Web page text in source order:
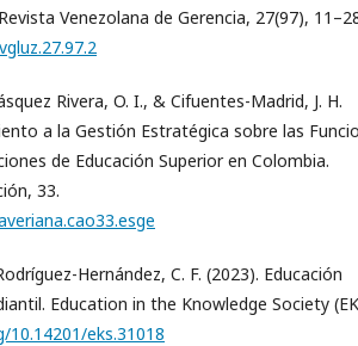
Venezolana de Gerencia, 27(97),
Rivera, O. I., & Cifuentes-Madrid, J. H.
a la Gestión Estratégica sobre las
de Educación Superior en Colombia.
33.
Hernández, C. F. (2023). Educación
Education in the Knowledge Society
eks.31018